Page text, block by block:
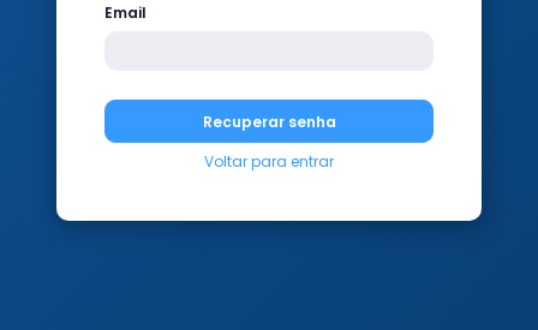
Email
Recuperar senha
Voltar para entrar